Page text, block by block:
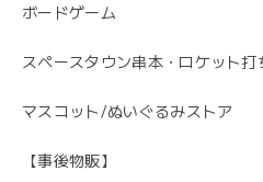
ボードゲーム
スペースタウン串本・ロケット打
マスコット/ぬいぐるみストア
【事後物販】